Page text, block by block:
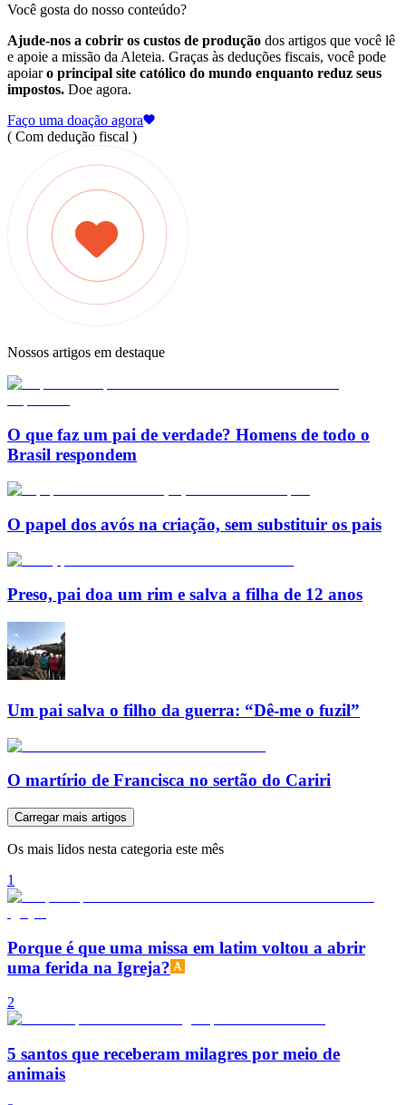
Você gosta do nosso conteúdo?
Ajude-nos a cobrir os custos de produção dos artigos que você lê
e apoie a missão da Aleteia. Graças às deduções fiscais, você pode
apoiaro principal site católico do mundo enquanto reduz seus
impostos. Doe agora.
Faço uma doação agora
( Com dedução fiscal )
Nossos artigos em destaque
O que faz um pai de verdade? Homens de todo o
Brasil respondem
O papel dos avós na criação, sem substituir os pais
Preso, pai doa um rim e salva a filha de 12 anos
Um pai salva o filho da guerra: “Dê-me o fuzil”
O martírio de Francisca no sertão do Cariri
Carregar mais artigos
Os mais lidos nesta categoria este mês
1
Porque é que uma missa em latim voltou a abrir
uma ferida na Igreja?
2
5 santos que receberam milagres por meio de
animais